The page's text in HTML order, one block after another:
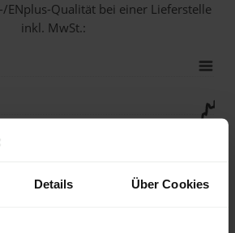
Details Über Cookies
ENplus-Qualität bei einer Lieferstelle
inkl. MwSt.: